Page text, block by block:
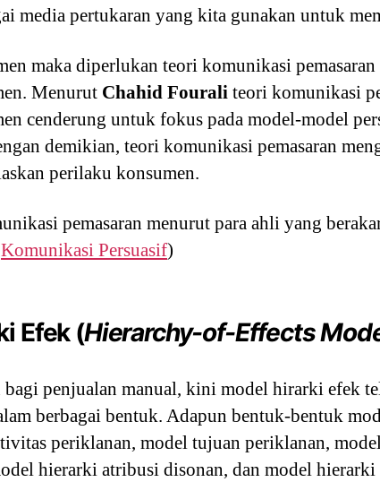
media pertukaran yang kita gunakan untuk
maka diperlukan teori komunikasi pemasaran
Menurut Chahid Fourali teori komunikasi
cenderung untuk fokus pada model-model
demikian, teori komunikasi pemasaran
perilaku konsumen.
pemasaran menurut para ahli yang
Komunikasi Persuasif)
Efek (Hierarchy-of-Effects
penjualan manual, kini model hirarki efek
berbagai bentuk. Adapun bentuk-bentuk
periklanan, model tujuan periklanan,
hierarki atribusi disonan, dan model